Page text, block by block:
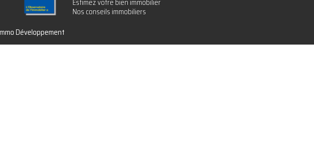
Estimez votre bien immobilier
Nos conseils immobiliers
Développement